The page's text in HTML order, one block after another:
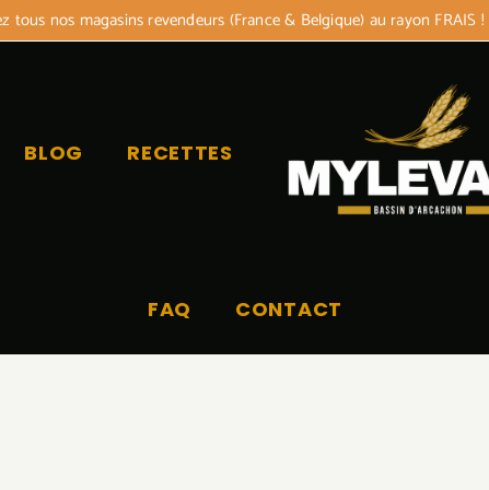
tous nos magasins revendeurs (France & Belgique) au rayon FRAIS !
BLOG RECETTES
FAQ CONTACT